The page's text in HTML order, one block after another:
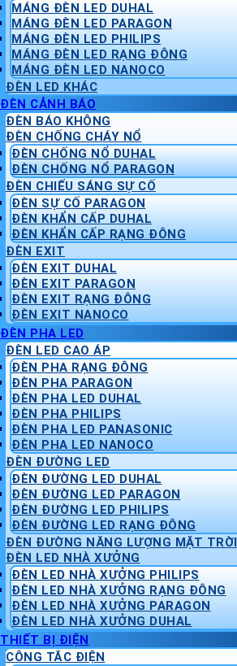
MÁNG ĐÈN LED DUHAL
MÁNG ĐÈN LED PARAGON
MÁNG ĐÈN LED PHILIPS
MÁNG ĐÈN LED RẠNG ĐÔNG
MÁNG ĐÈN LED NANOCO
ĐÈN LED KHÁC
ĐÈN CẢNH BÁO
ĐÈN BÁO KHÔNG
ĐÈN CHỐNG CHÁY NỔ
ĐÈN CHỐNG NỔ DUHAL
ĐÈN CHỐNG NỔ PARAGON
ĐÈN CHIẾU SÁNG SỰ CỐ
ĐÈN SỰ CỐ PARAGON
ĐÈN KHẨN CẤP DUHAL
ĐÈN KHẨN CẤP RẠNG ĐÔNG
ĐÈN EXIT
ĐÈN EXIT DUHAL
ĐÈN EXIT PARAGON
ĐÈN EXIT RẠNG ĐÔNG
ĐÈN EXIT NANOCO
ĐÈN PHA LED
ĐÈN LED CAO ÁP
ĐÈN PHA RẠNG ĐÔNG
ĐÈN PHA PARAGON
ĐÈN PHA LED DUHAL
ĐÈN PHA PHILIPS
ĐÈN PHA LED PANASONIC
ĐÈN PHA LED NANOCO
ĐÈN ĐƯỜNG LED
ĐÈN ĐƯỜNG LED DUHAL
ĐÈN ĐƯỜNG LED PARAGON
ĐÈN ĐƯỜNG LED PHILIPS
ĐÈN ĐƯỜNG LED RẠNG ĐÔNG
ĐÈN ĐƯỜNG NĂNG LƯỢNG MẶT TRỜI
ĐÈN LED NHÀ XƯỞNG
ĐÈN LED NHÀ XƯỞNG PHILIPS
ĐÈN LED NHÀ XƯỞNG RẠNG ĐÔNG
ĐÈN LED NHÀ XƯỞNG PARAGON
ĐÈN LED NHÀ XƯỞNG DUHAL
THIẾT BỊ ĐIỆN
CÔNG TẮC ĐIỆN